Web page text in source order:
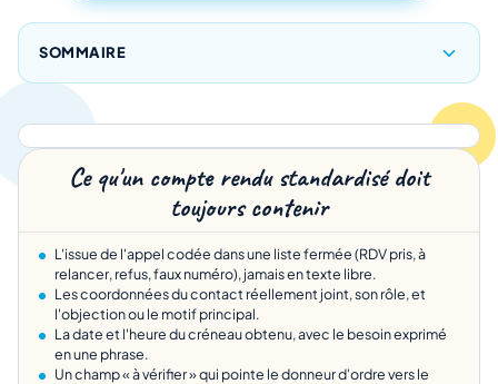
SOMMAIRE
Ce qu'un compte rendu standardisé doit
toujours contenir
L'issue de l'appel codée dans une liste fermée (RDV pris, à
relancer, refus, faux numéro), jamais en texte libre.
Les coordonnées du contact réellement joint, son rôle, et
l'objection ou le motif principal.
La date et l'heure du créneau obtenu, avec le besoin exprimé
en une phrase.
Un champ « à vérifier » qui pointe le donneur d'ordre vers le